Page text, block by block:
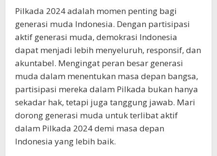
Pilkada 2024 adalah momen penting bagi
generasi muda Indonesia. Dengan partisipasi
aktif generasi muda, demokrasi Indonesia
dapat menjadi lebih menyeluruh, responsif, dan
akuntabel. Mengingat peran besar generasi
muda dalam menentukan masa depan bangsa,
partisipasi mereka dalam Pilkada bukan hanya
sekadar hak, tetapi juga tanggung jawab. Mari
dorong generasi muda untuk terlibat aktif
dalam Pilkada 2024 demi masa depan
Indonesia yang lebih baik.